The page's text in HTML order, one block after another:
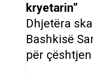
kryetarin”
Dhjetëra
Bashkisë
për